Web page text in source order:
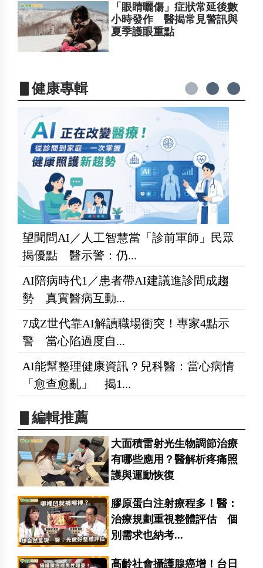
「眼睛曬傷」症狀常延後數
小時發作 醫揭常見警訊與
夏季護眼重點
▋健康專輯
望聞問AI／人工智慧當「診前軍師」民眾
揭優點 醫示警：仍...
AI陪病時代1／患者帶AI建議進診間成趨
勢 真實醫病互動...
7成Z世代靠AI解讀職場衝突！專家4點示
警 當心陷過度自...
AI能幫整理健康資訊？兒科醫：當心病情
「愈查愈亂」 揭1...
▋編輯推薦
大面積雷射光生物調節治療
有哪些應用？醫解析疼痛照
護與運動恢復
膠原蛋白注射療程多！醫：
治療規劃重視整體評估 個
別需求也納考...
高齡社會攝護腺癌增！台日